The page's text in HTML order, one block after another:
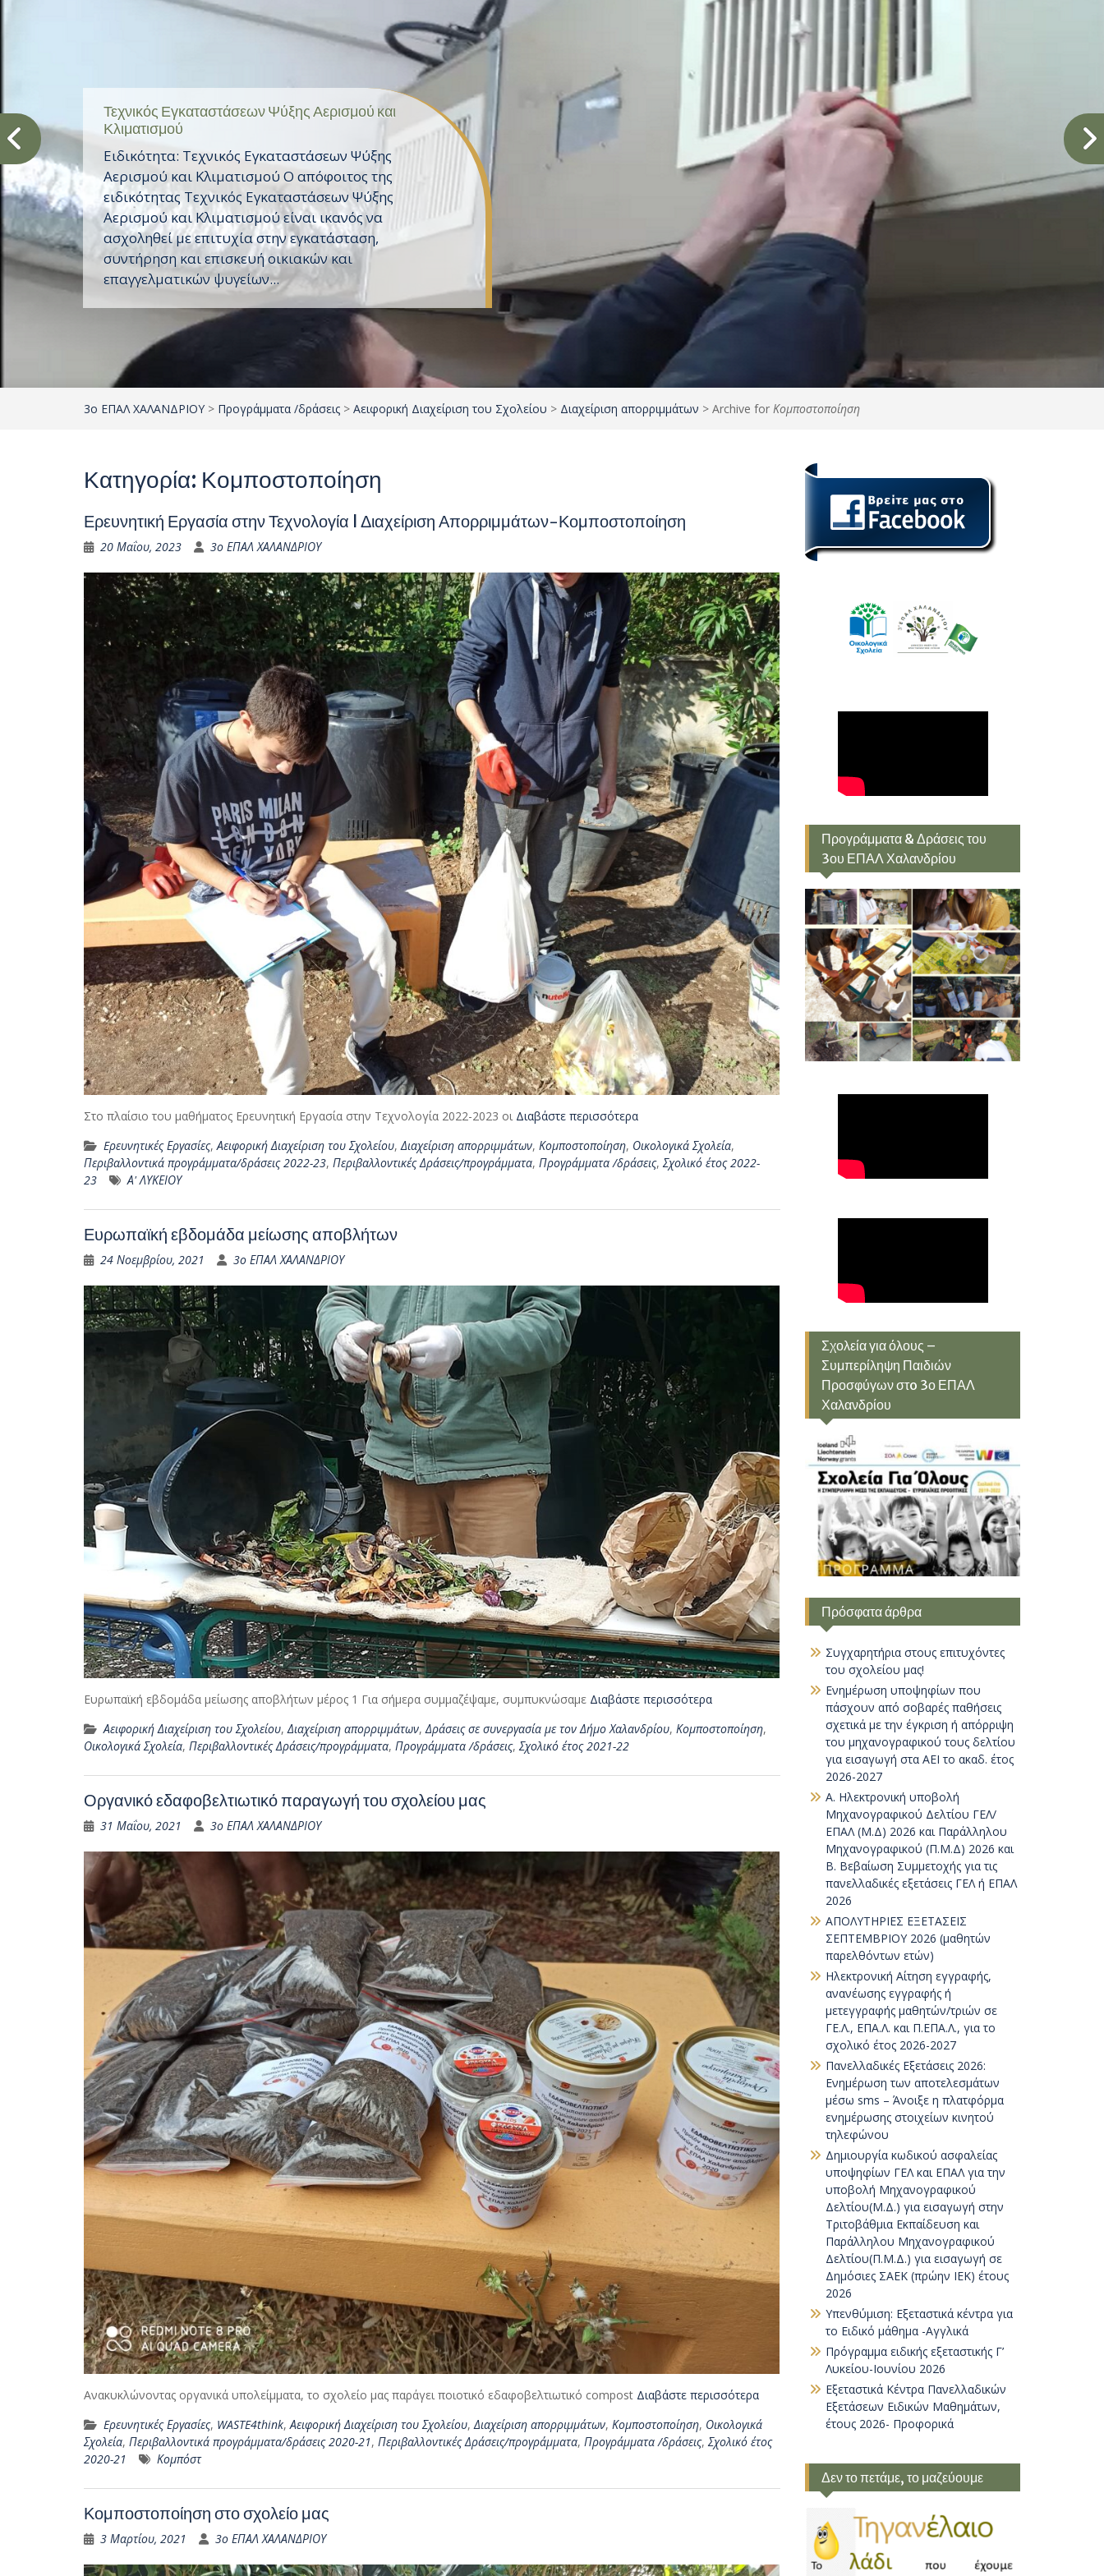
Τεχνικός Εγκαταστάσεων Ψύξης Αερισμού και
Κλιματισμού
Ειδικότητα: Τεχνικός Εγκαταστάσεων Ψύξης
Αερισμού και Κλιματισμού Ο απόφοιτος της
ειδικότητας Τεχνικός Εγκαταστάσεων Ψύξης
Αερισμού και Κλιματισμού είναι ικανός να
ασχοληθεί με επιτυχία στην εγκατάσταση,
συντήρηση και επισκευή οικιακών και
επαγγελματικών ψυγείων...
3ο ΕΠΑΛ ΧΑΛΑΝΔΡΙΟΥ > Προγράμματα /δράσεις > Αειφορική Διαχείριση του Σχολείου > Διαχείριση απορριμμάτων > Archive for Κομποστοποίηση
Κατηγορία: Κομποστοποίηση
Ερευνητική Εργασία στην Τεχνολογία l Διαχείριση Απορριμμάτων-Κομποστοποίηση
20 Μαΐου, 2023 3ο ΕΠΑΛ ΧΑΛΑΝΔΡΙΟΥ
Στο πλαίσιο του μαθήματος Ερευνητική Εργασία στην Τεχνολογία 2022-2023 οι Διαβάστε περισσότερα
Eρευνητικές Εργασίες,Αειφορική Διαχείριση του Σχολείου,Διαχείριση απορριμμάτων, Κομποστοποίηση, Οικολογικά Σχολεία,
Περιβαλλοντικά προγράμματα/δράσεις 2022-23, Περιβαλλοντικές Δράσεις/προγράμματα, Προγράμματα /δράσεις,Σχολικό έτος 2022-
23
Α' ΛΥΚΕΙΟΥ
Ευρωπαϊκή εβδομάδα μείωσης αποβλήτων
24 Νοεμβρίου, 2021 3ο ΕΠΑΛ ΧΑΛΑΝΔΡΙΟΥ
Ευρωπαϊκή εβδομάδα μείωσης αποβλήτων μέρος 1 Για σήμερα συμμαζέψαμε, συμπυκνώσαμε Διαβάστε περισσότερα
Αειφορική Διαχείριση του Σχολείου, Διαχείριση απορριμμάτων, Δράσεις σε συνεργασία με τον Δήμο Χαλανδρίου, Κομποστοποίηση,
Οικολογικά Σχολεία, Περιβαλλοντικές Δράσεις/προγράμματα, Προγράμματα /δράσεις, Σχολικό έτος 2021-22
Οργανικό εδαφοβελτιωτικό παραγωγή του σχολείου μας
31 Μαΐου, 2021 3ο ΕΠΑΛ ΧΑΛΑΝΔΡΙΟΥ
Ανακυκλώνοντας οργανικά υπολείμματα, το σχολείο μας παράγει ποιοτικό εδαφοβελτιωτικό compost Διαβάστε περισσότερα
Eρευνητικές Εργασίες, WASTE4think, Αειφορική Διαχείριση του Σχολείου, Διαχείριση απορριμμάτων, Κομποστοποίηση, Οικολογικά
Σχολεία, Περιβαλλοντικά προγράμματα/δράσεις 2020-21, Περιβαλλοντικές Δράσεις/προγράμματα, Προγράμματα /δράσεις, Σχολικό έτος
2020-21
Κομπόστ
Κομποστοποίηση στο σχολείο μας
3 Μαρτίου, 2021 3ο ΕΠΑΛ ΧΑΛΑΝΔΡΙΟΥ
Προγράμματα & Δράσεις του
3ου ΕΠΑΛ Χαλανδρίου
Σχολεία για όλους –
Συμπερίληψη Παιδιών
Προσφύγων στo 3ο ΕΠΑΛ
Χαλανδρίου
Πρόσφατα άρθρα
Συγχαρητήρια στους επιτυχόντες
του σχολείου μας!
Ενημέρωση υποψηφίων που
πάσχουν από σοβαρές παθήσεις
σχετικά με την έγκριση ή απόρριψη
του μηχανογραφικού τους δελτίου
για εισαγωγή στα ΑΕΙ το ακαδ. έτος
2026-2027
Α. Ηλεκτρονική υποβολή
Μηχανογραφικού Δελτίου ΓΕΛ/
ΕΠΑΛ (Μ.Δ) 2026 και Παράλληλου
Μηχανογραφικού (Π.Μ.Δ) 2026 και
Β. Βεβαίωση Συμμετοχής για τις
πανελλαδικές εξετάσεις ΓΕΛ ή ΕΠΑΛ
2026
ΑΠΟΛΥΤΗΡΙΕΣ ΕΞΕΤΑΣΕΙΣ
ΣΕΠΤΕΜΒΡΙΟΥ 2026 (μαθητών
παρελθόντων ετών)
Ηλεκτρονική Αίτηση εγγραφής,
ανανέωσης εγγραφής ή
μετεγγραφής μαθητών/τριών σε
ΓΕ.Λ., ΕΠΑ.Λ. και Π.ΕΠΑ.Λ., για το
σχολικό έτος 2026-2027
Πανελλαδικές Εξετάσεις 2026:
Ενημέρωση των αποτελεσμάτων
μέσω sms – Άνοιξε η πλατφόρμα
ενημέρωσης στοιχείων κινητού
τηλεφώνου
Δημιουργία κωδικού ασφαλείας
υποψηφίων ΓΕΛ και ΕΠΑΛ για την
υποβολή Μηχανογραφικού
Δελτίου(Μ.Δ.) για εισαγωγή στην
Τριτοβάθμια Εκπαίδευση και
Παράλληλου Μηχανογραφικού
Δελτίου(Π.Μ.Δ.) για εισαγωγή σε
Δημόσιες ΣΑΕΚ (πρώην ΙΕΚ) έτους
2026
Υπενθύμιση: Εξεταστικά κέντρα για
το Ειδικό μάθημα -Αγγλικά
Πρόγραμμα ειδικής εξεταστικής Γ’
Λυκείου-Ιουνίου 2026
Εξεταστικά Κέντρα Πανελλαδικών
Εξετάσεων Ειδικών Μαθημάτων,
έτους 2026- Προφορικά
Δεν το πετάμε, το μαζεύουμε